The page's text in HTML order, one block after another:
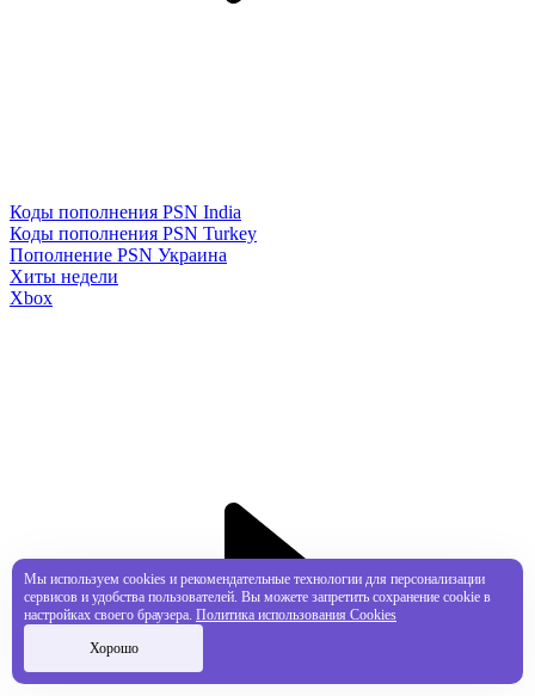
Коды пополнения PSN India
Коды пополнения PSN Turkey
Пополнение PSN Украина
Хиты недели
Xbox
Мы используем cookies и рекомендательные технологии для персонализации
сервисов и удобства пользователей. Вы можете запретить сохранение cookie в
настройках своего браузера. Политика использования Cookies
Хорошо